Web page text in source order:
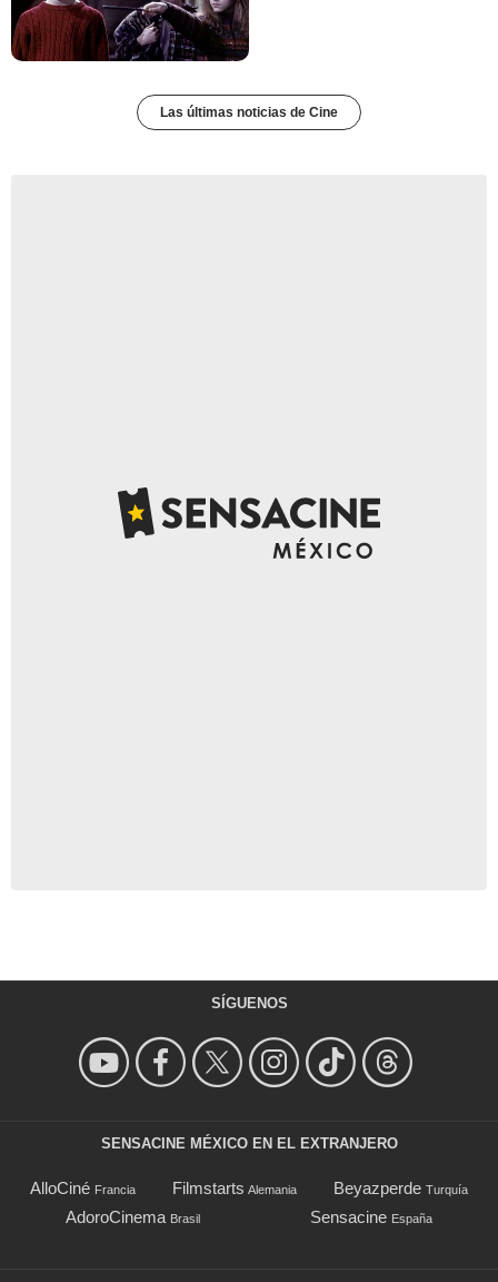
Las últimas noticias de Cine
SÍGUENOS
SENSACINE MÉXICO EN EL EXTRANJERO
AlloCiné Francia Filmstarts Alemania Beyazperde Turquía
AdoroCinema Brasil Sensacine España